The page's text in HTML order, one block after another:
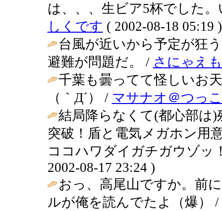
は、、、生ビア5杯でした
しくです ( 2002-08-18 05:19 )
台風が近いから予定が狂
避難が問題だ。 / さにゃえ
千葉も曇ってて怪しいお
（｀Д´） / マサナオ＠つっ
結局降らなくて(都心部は
突破！盾と電気メガホン用
ココハワダイガチガウゾッ
2002-08-17 23:24 )
おっ、高尾山ですか。前
ルが俺を読んでたよ（爆） /